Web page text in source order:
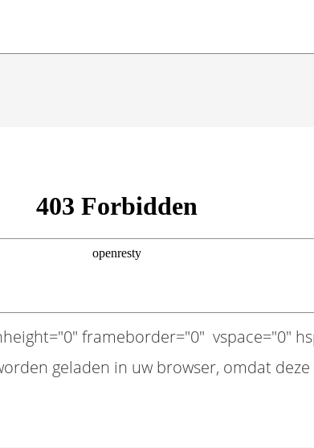
frameborder="0" vspace="0"
geladen in uw browser, omdat